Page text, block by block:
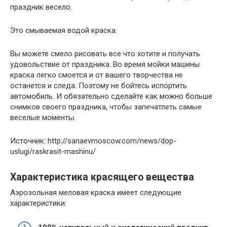
праздник весело.
Это смываемая водой краска.
Вы можете смело рисовать все что хотите и получать
удовольствие от праздника. Во время мойки машины
краска легко смоется и от вашего творчества не
останется и следа. Поэтому не бойтесь испортить
автомобиль. И обязательно сделайте как можно больше
снимков своего праздника, чтобы запечатлеть самые
веселые моменты.
Источник: http://sanaevmoscow.com/news/dop-
uslugi/raskrasit-mashinu/
Характеристика красящего вещества
Аэрозольная меловая краска имеет следующие
характеристики: